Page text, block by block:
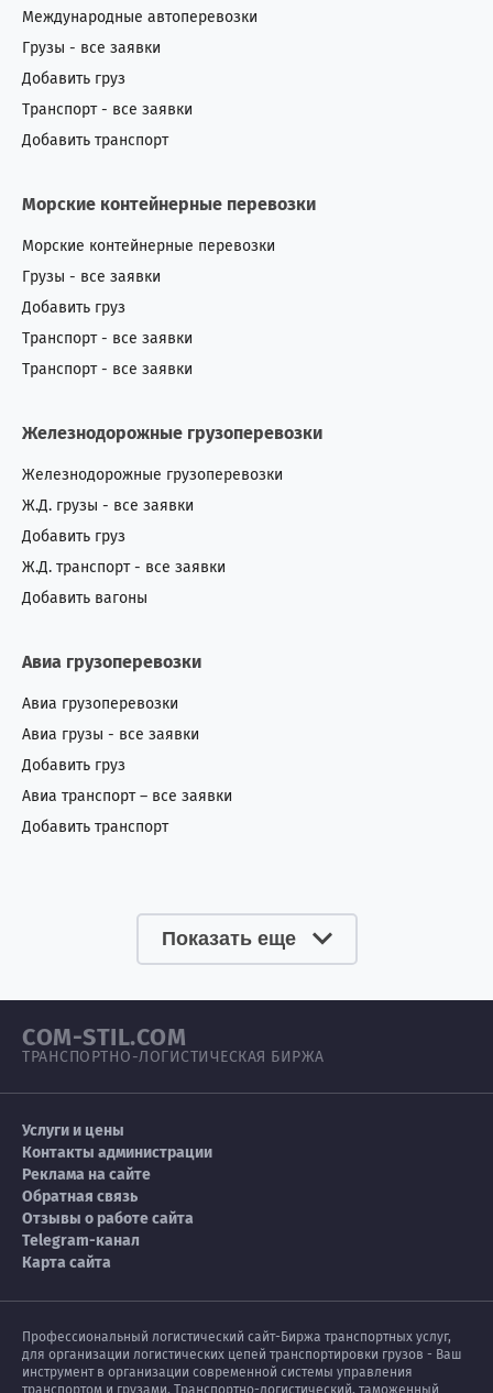
Международные автоперевозки
Грузы - все заявки
Добавить груз
Транспорт - все заявки
Добавить транспорт
Морские контейнерные перевозки
Морские контейнерные перевозки
Грузы - все заявки
Добавить груз
Транспорт - все заявки
Транспорт - все заявки
Железнодорожные грузоперевозки
Железнодорожные грузоперевозки
Ж.Д. грузы - все заявки
Добавить груз
Ж.Д. транспорт - все заявки
Добавить вагоны
Авиа грузоперевозки
Авиа грузоперевозки
Авиа грузы - все заявки
Добавить груз
Авиа транспорт – все заявки
Добавить транспорт
Показать еще
COM-STIL.COM
ТРАНСПОРТНО-ЛОГИСТИЧЕСКАЯ БИРЖА
Услуги и цены
Контакты администрации
Реклама на сайте
Обратная связь
Отзывы о работе сайта
Telegram-канал
Карта сайта
Профессиональный логистический сайт-Биржа транспортных услуг,
для организации логистических цепей транспортировки грузов - Ваш
инструмент в организации современной системы управления
транспортом и грузами. Транспортно-логистический, таможенный